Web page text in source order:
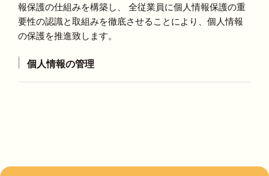
報保護の仕組みを構築し、 全従業員に個人情報保護の重
要性の認識と取組みを徹底させることにより、個人情報
の保護を推進致します。
個人情報の管理
当社は、お客さまの個人情報を正確かつ最新の状態に